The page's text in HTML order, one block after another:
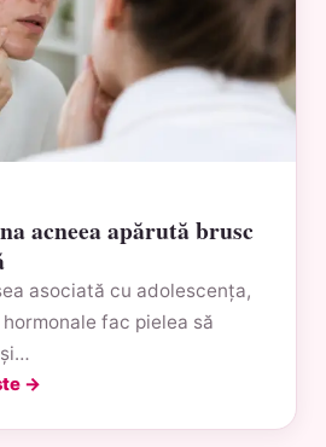
acneea apărută brusc
asociată cu adolescența,
fac pielea să
→